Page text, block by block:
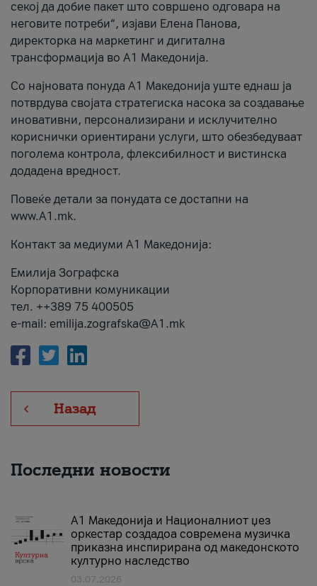
секој да добие пакет што совршено одговара на
неговите потреби“, изјави Елена Панова,
директорка на маркетинг и дигитална
трансформација во А1 Македонија.
Со најновата понуда А1 Македонија уште еднаш ја
потврдува својата стратегиска насока за создавање
иновативни, персонализирани и исклучително
кориснички ориентирани услуги, што обезбедуваат
поголема контрола, флексибилност и вистинска
додадена вредност.
Повеќе детали за понудата се достапни на
www.А1.mk.
Контакт за медиуми А1 Македонија:
Емилија Зографска
Корпоративни комуникации
тел. ++389 75 400505
e-mail: emilija.zografska@A1.mk
Назад
Последни новости
А1 Македонија и Националниот џез
оркестар создадоа современа музичка
приказна инспирирана од македонското
културно наследство
03.07.2026